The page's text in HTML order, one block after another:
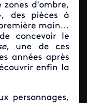
d’ombre,
des pièces à
main…
concevoir le
, une de ces
années après
enfin la
personnages,